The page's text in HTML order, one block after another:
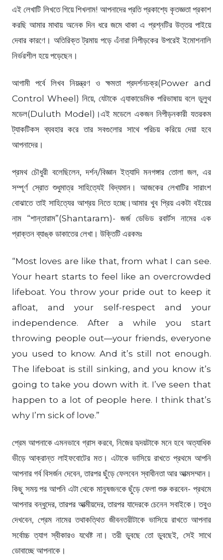
এই লেখাটি লিখতে গিয়ে শিখলাম! আপনাদের প্রতি প্রকাশ্যে কৃতজ্ঞতা প্রকাশ
করছি আমার মাথায় অনেক দিন ধরে জমে থাকা এ প্রশ্নটির উত্তর পাইয়ে
দেবার কারণে। অতিরিক্ত ট্রমায় পড়ে এঁনারা নিপীড়কের উপরেই ইমোশনালি
নির্ভরশীল হয়ে পড়েছেন।
আগামী পর্বে লিখব নিয়ন্ত্রণ ও ক্ষমতা প্রদর্শনচক্র(Power and
Control Wheel) নিয়ে, যেটাকে এ্যাকাডেমিক পরিভাষায় বলে ডুলুথ
মডেল(Duluth Model)।এই মডেলে একজন নিপীড়নকারী যতরকম
ট্যাকটিকস ব্যবহার করে তার সবগুলোর সাথে পরিচয় করিয়ে দেয়া হবে
আপনাদের।
প্রমথ চৌধুরী বলেছিলেন, দর্শন/বিজ্ঞান ইত্যাদি মনগঙ্গার তোলা জল, এর
সম্পূর্ণ স্রোত শুধুমাত্র সাহিত্যেই বিদ্যমান। আজকের লেখাটির সারাংশ
বোঝাতে তাই সাহিত্যের আশ্রয় নিতে হচ্ছে।আমার খুব প্রিয় একটা বইয়ের
নাম “শান্তারাম”(Shantaram)- জর্জ ডেভিড রবার্টস নামের এক
প্রাক্তন ব্যাঙ্ক ডাকাতের লেখা। উক্তিটি এরকমঃ
“Most loves are like that, from what I can see.
Your heart starts to feel like an overcrowded
lifeboat. You throw your pride out to keep it
afloat, and your self-respect and your
independence. After a while you start
throwing people out—your friends, everyone
you used to know. And it’s still not enough.
The lifeboat is still sinking, and you know it’s
going to take you down with it. I’ve seen that
happen to a lot of people here. I think that’s
why I’m sick of love.”
প্রেম আপনাকে এমনভাবে গ্রাস করবে, নিজের হৃদয়টাকে মনে হবে অত্যাধিক
ভীড়ে আক্রান্ত লাইফবোটের মত। এটাকে ভাসিয়ে রাখতে প্রথমে আপনি
আপনার গর্ব বিসর্জন দেবেন, তারপর ছুঁড়ে ফেলবেন স্বাধীনতা আর আত্মসম্মান।
কিছু সময় পর আপনি এটা থেকে মানুষজনকে ছুঁড়ে ফেলা শুরু করবেন- প্রথমে
আপনার বন্ধুদের, তারপর আত্মীয়দের, তারপর যাদেরকে চেনেন সবাইকে। তবুও
দেখবেন, প্রেম নামের তথাকত্থিত জীবনতরীটাকে ভাসিয়ে রাখতে আপনার
সর্বোচ্চ ত্যাগ স্বীকারও যথেষ্ট না। তরী ডুবছে তো ডুবছেই, সেই সাথে
ডোবাচ্ছে আপনাকে।